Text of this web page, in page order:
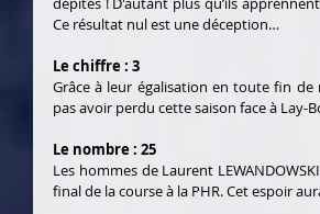
Ce résultat nul est une déception…
Le chiffre : 3
Grâce à leur égalisation en toute fin de
pas avoir perdu cette saison face à Lay-
Le nombre : 25
Les hommes de Laurent
final de la course à la PHR. Cet espoir